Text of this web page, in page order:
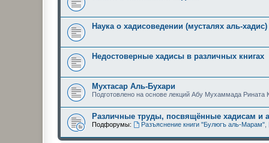
Наука о хадисоведении (мусталях аль-хадис)
Недостоверные хадисы в различных книгах
Мухтасар Аль-Бухари
Подготовлено на основе лекций Абу Мухаммада Рината
Различные труды, посвящённые хадисам и
Подфорумы: Разъяснение книги "Булюгъ аль-Марам",